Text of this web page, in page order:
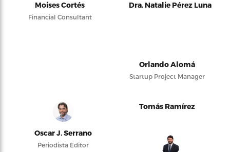
Moises Cortés
Financial Consultant
Dra. Natalie Pérez Luna
Orlando Alomá
Startup Project Manager
Oscar J. Serrano
Periodista Editor
Tomás Ramírez